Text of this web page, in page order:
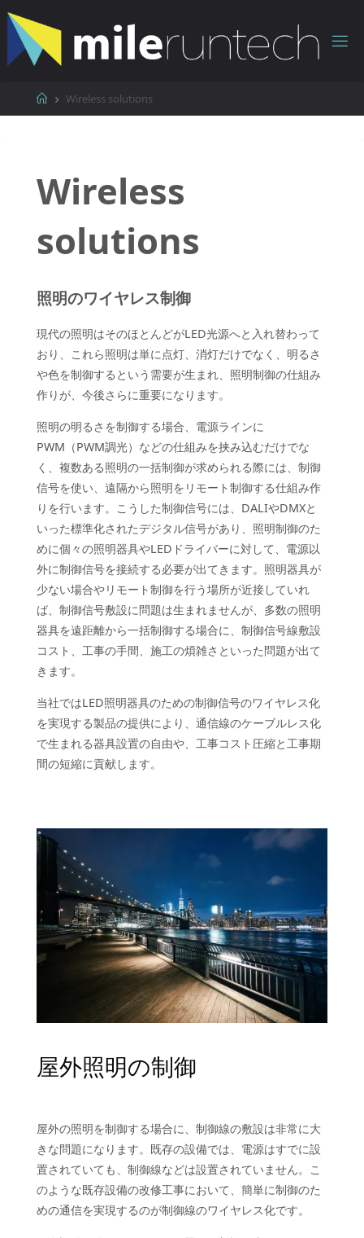
コ
ン
ホ
ー
Wireless solutions
Wireless
solutions
照明のワイヤレス制御
現代の照明はそのほとんどがLED光源へと入れ替わって
おり、これら照明は単に点灯、消灯だけでなく、明るさ
や色を制御するという需要が生まれ、照明制御の仕組み
作りが、今後さらに重要になります。
照明の明るさを制御する場合、電源ラインに
PWM（PWM調光）などの仕組みを挟み込むだけでな
く、複数ある照明の一括制御が求められる際には、制御
信号を使い、遠隔から照明をリモート制御する仕組み作
りを行います。こうした制御信号には、DALIやDMXと
いった標準化されたデジタル信号があり、照明制御のた
めに個々の照明器具やLEDドライバーに対して、電源以
外に制御信号を接続する必要が出てきます。照明器具が
少ない場合やリモート制御を行う場所が近接していれ
ば、制御信号敷設に問題は生まれませんが、多数の照明
器具を遠距離から一括制御する場合に、制御信号線敷設
コスト、工事の手間、施工の煩雑さといった問題が出て
きます。
当社ではLED照明器具のための制御信号のワイヤレス化
を実現する製品の提供により、通信線のケーブルレス化
で生まれる器具設置の自由や、工事コスト圧縮と工事期
間の短縮に貢献します。
屋外照明の制御
屋外の照明を制御する場合に、制御線の敷設は非常に大
きな問題になります。既存の設備では、電源はすでに設
置されていても、制御線などは設置されていません。こ
のような既存設備の改修工事において、簡単に制御のた
めの通信を実現するのが制御線のワイヤレス化です。